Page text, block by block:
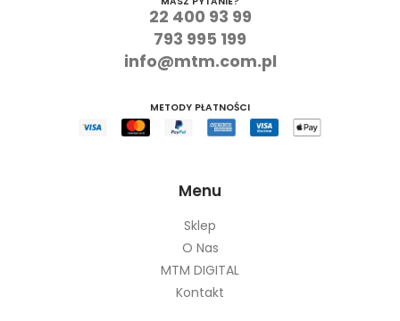
MASZ PYTANIE?
22 400 93 99
793 995 199
info@mtm.com.pl
METODY PŁATNOŚCI
Menu
Sklep
O Nas
MTM DIGITAL
Kontakt